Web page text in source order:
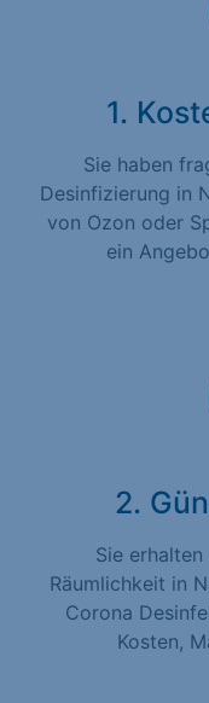
1.
Sie haben
Desinfizierung in
von Ozon oder
ein
2.
Sie
Räumlichkeit in
Corona
Kosten,